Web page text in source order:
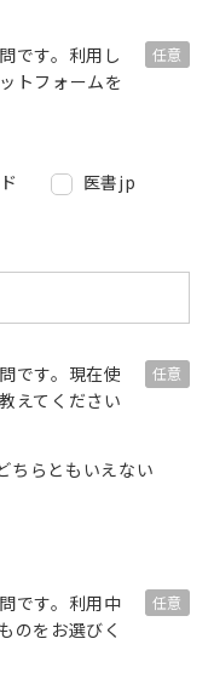
です。 利用し
トフォームを
医書jp
です。 現在使
えてください
ちらともいえない
です。 利用中
のをお選びく